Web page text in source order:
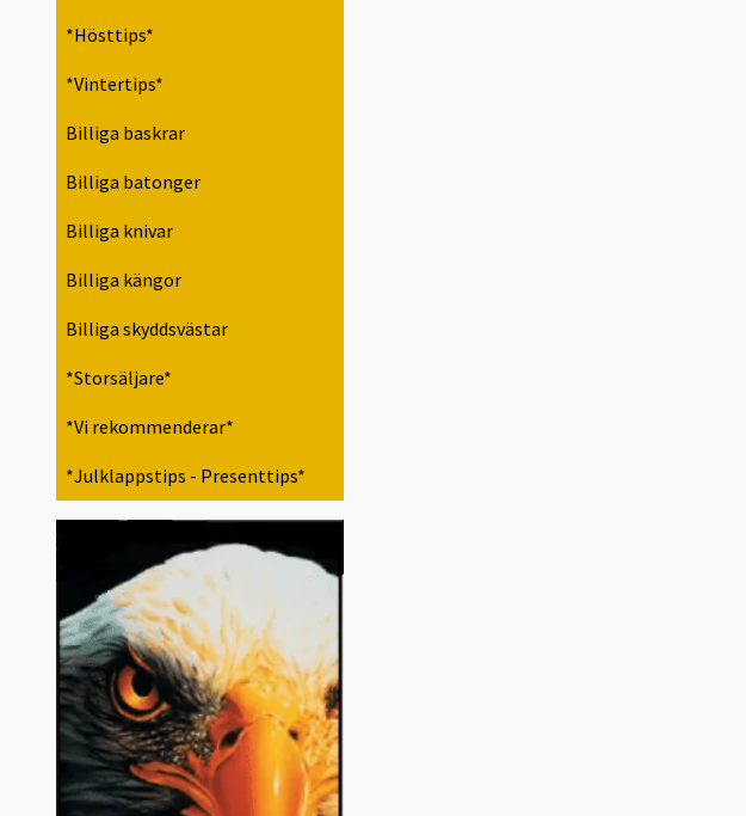
*Hösttips*
*Vintertips*
Billiga baskrar
Billiga batonger
Billiga knivar
Billiga kängor
Billiga skyddsvästar
*Storsäljare*
*Vi rekommenderar*
*Julklappstips - Presenttips*